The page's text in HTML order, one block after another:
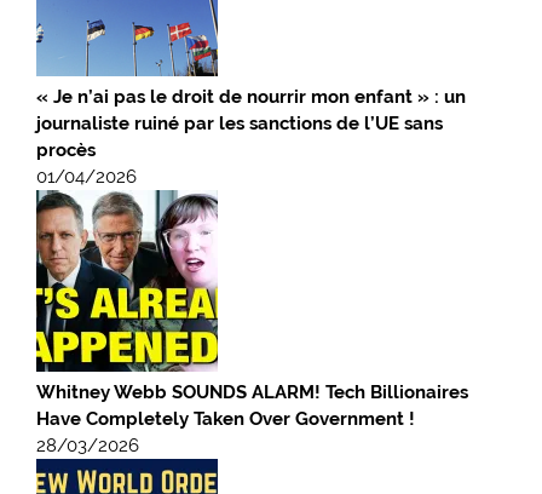
« Je n’ai pas le droit de nourrir mon enfant » : un
journaliste ruiné par les sanctions de l’UE sans
procès
01/04/2026
Whitney Webb SOUNDS ALARM! Tech Billionaires
Have Completely Taken Over Government !
28/03/2026